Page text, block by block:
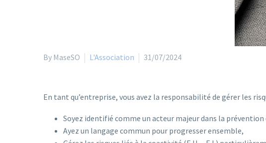
By MaseSO L'Association 31/07/2024
En tant qu’entreprise, vous avez la responsabilité de gérer les
Soyez identifié comme un acteur majeur dans la
Ayez un langage commun pour progresser ensemble,